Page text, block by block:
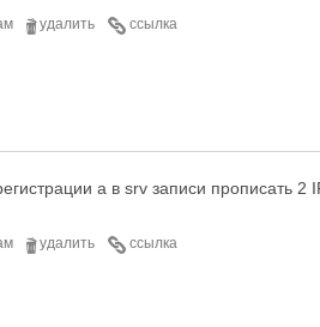
ссылка
удалить
а в srv записи прописать 2
ссылка
удалить